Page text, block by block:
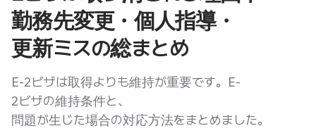
勤務先変更・個人指導・
更新ミスの総まとめ
E-2ビザは取得よりも維持が重要です。E-
2ビザの維持条件と、
問題が生じた場合の対応方法をまとめました。